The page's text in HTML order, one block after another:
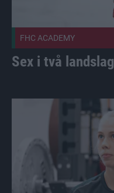
FHC ACADEMY
Sex i två landslag